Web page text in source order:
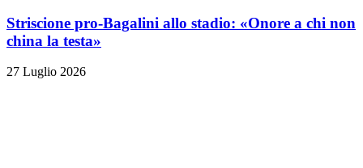
Striscione pro-Bagalini allo stadio: «Onore a chi non
china la testa»
27 Luglio 2026